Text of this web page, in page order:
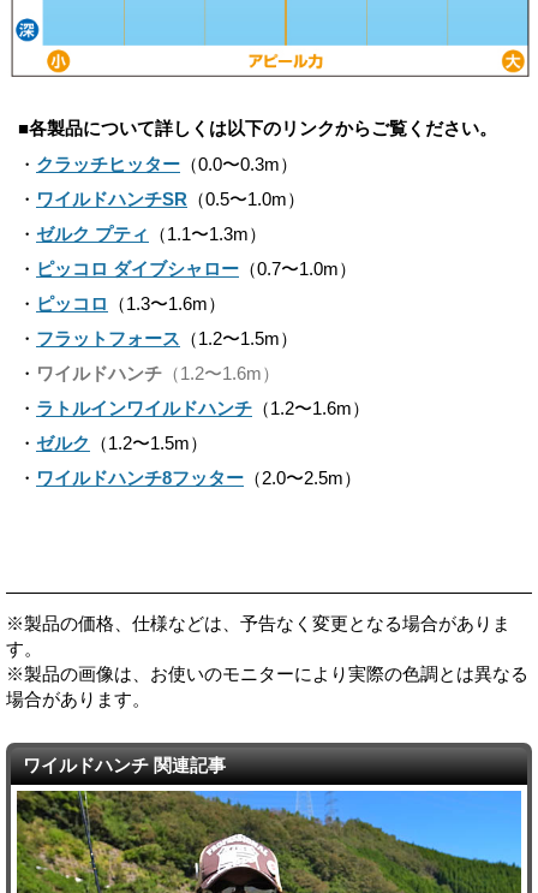
■各製品について詳しくは以下のリンクからご覧ください。
・ クラッチヒッター （0.0〜0.3m）
・ ワイルドハンチSR （0.5〜1.0m）
・ ゼルク プティ
（1.1〜1.3m）
・ ピッコロ ダイブシャロー （0.7〜1.0m）
・ ピッコロ
（1.3〜1.6m）
・ フラットフォース （1.2〜1.5m）
・ ワイルドハンチ （1.2〜1.6m）
・ ラトルインワイルドハンチ （1.2〜1.6m）
・ ゼルク
（1.2〜1.5m）
・ ワイルドハンチ8フッター （2.0〜2.5m）
※製品の価格、仕様などは、予告なく変更となる場合がありま
す。
※製品の画像は、お使いのモニターにより実際の色調とは異なる
場合があります。
ワイルドハンチ 関連記事